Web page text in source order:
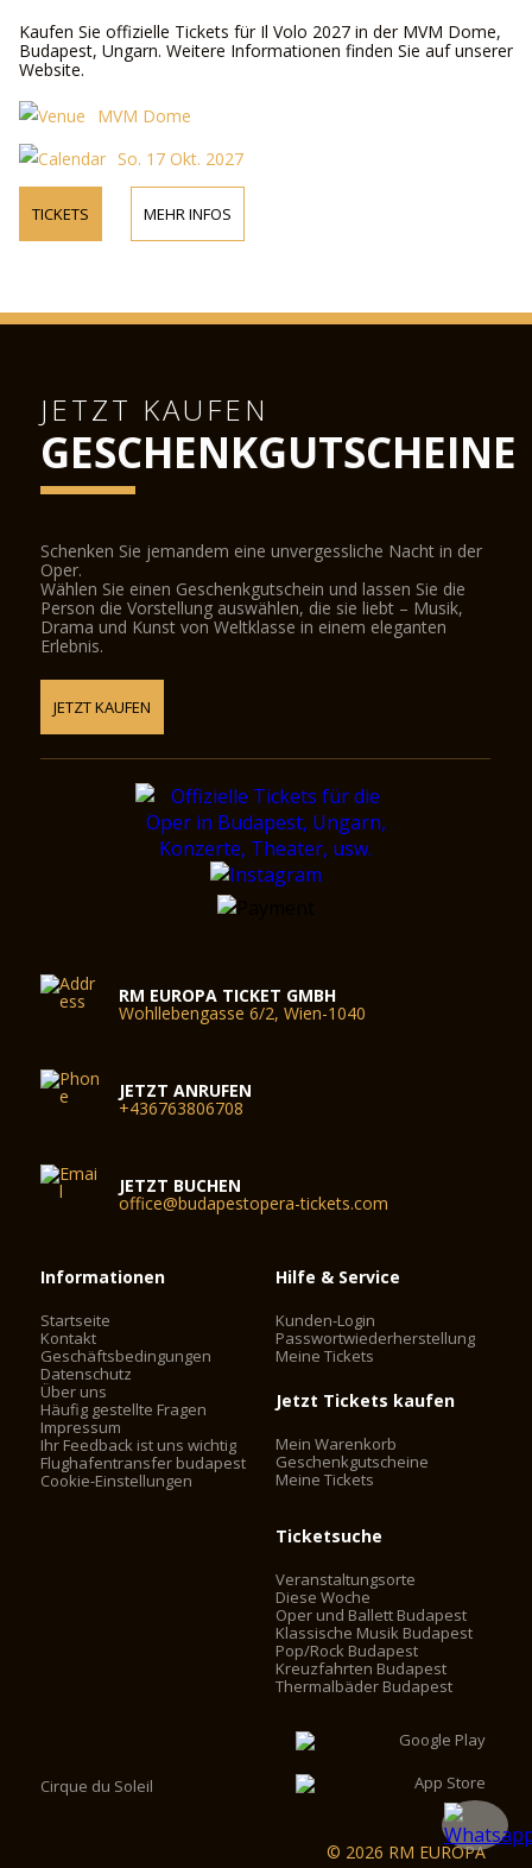
Kaufen Sie offizielle Tickets für Il Volo 2027 in der MVM Dome,
Budapest, Ungarn. Weitere Informationen finden Sie auf unserer
Website.
MVM Dome
So. 17 Okt. 2027
TICKETS MEHR INFOS
JETZT KAUFEN
GESCHENKGUTSCHEINE
Schenken Sie jemandem eine unvergessliche Nacht in der
Oper.
Wählen Sie einen Geschenkgutschein und lassen Sie die
Person die Vorstellung auswählen, die sie liebt – Musik,
Drama und Kunst von Weltklasse in einem eleganten
Erlebnis.
JETZT KAUFEN
RM EUROPA TICKET GMBH
Wohllebengasse 6/2, Wien-1040
JETZT ANRUFEN
+436763806708
JETZT BUCHEN
office@budapestopera-tickets.com
Informationen
Startseite
Kontakt
Geschäftsbedingungen
Datenschutz
Über uns
Häufig gestellte Fragen
Impressum
Ihr Feedback ist uns wichtig
Flughafentransfer budapest
Cookie-Einstellungen
Hilfe & Service
Kunden-Login
Passwortwiederherstellung
Meine Tickets
Jetzt Tickets kaufen
Mein Warenkorb
Geschenkgutscheine
Meine Tickets
Ticketsuche
Veranstaltungsorte
Diese Woche
Oper und Ballett Budapest
Klassische Musik Budapest
Pop/Rock Budapest
Kreuzfahrten Budapest
Thermalbäder Budapest
Cirque du Soleil
© 2026 RM EUROPA